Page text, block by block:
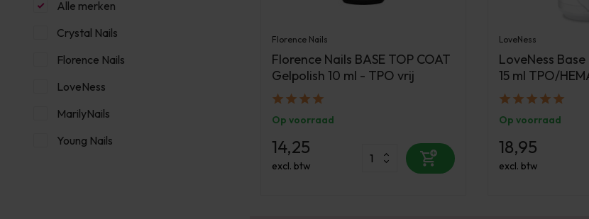
Alle merken
Crystal Nails
Florence Nails
LoveNess
MarilyNails
Young Nails
Florence Nails
Florence Nails BASE TOP COAT
Gelpolish 10 ml - TPO vrij
Op voorraad
14,25
excl. btw
LoveNess
LoveNess
15 ml TPO/
Op voorraad
18,95
excl. btw